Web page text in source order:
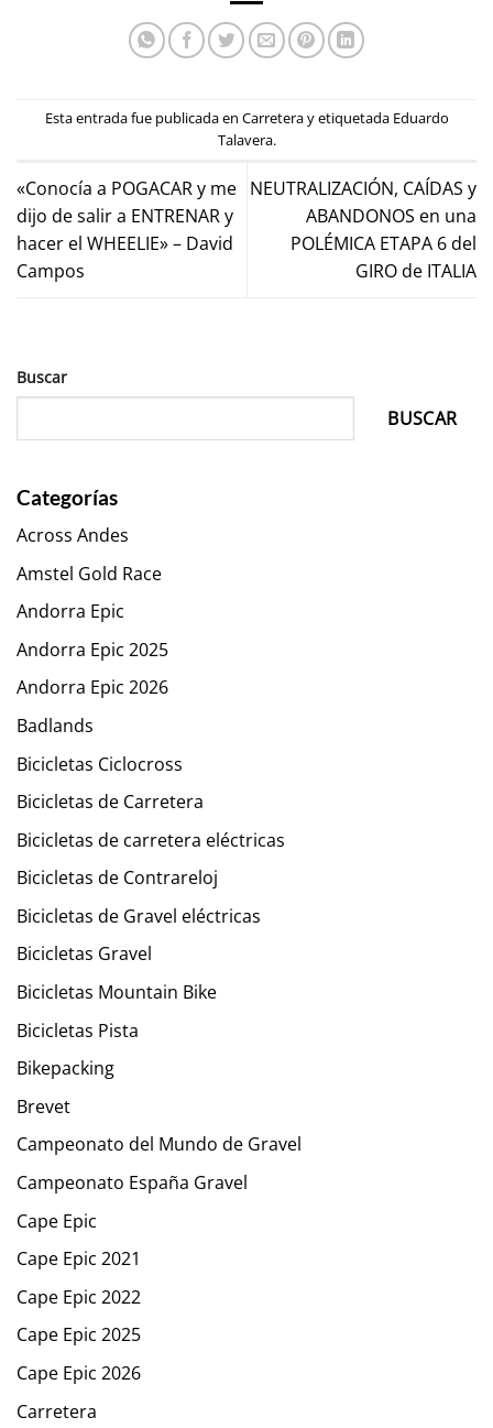
Esta entrada fue publicada en Carreteray etiquetada Eduardo
Talavera.
«Conocía a POGACAR y me
dijo de salir a ENTRENAR y
hacer el WHEELIE» – David
Campos
NEUTRALIZACIÓN, CAÍDAS y
ABANDONOS en una
POLÉMICA ETAPA 6 del
GIRO de ITALIA
Buscar
BUSCAR
Categorías
Across Andes
Amstel Gold Race
Andorra Epic
Andorra Epic 2025
Andorra Epic 2026
Badlands
Bicicletas Ciclocross
Bicicletas de Carretera
Bicicletas de carretera eléctricas
Bicicletas de Contrareloj
Bicicletas de Gravel eléctricas
Bicicletas Gravel
Bicicletas Mountain Bike
Bicicletas Pista
Bikepacking
Brevet
Campeonato del Mundo de Gravel
Campeonato España Gravel
Cape Epic
Cape Epic 2021
Cape Epic 2022
Cape Epic 2025
Cape Epic 2026
Carretera